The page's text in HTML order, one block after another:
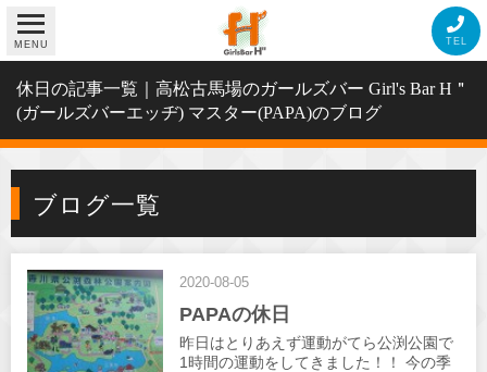
MENU TEL
休日の記事一覧｜高松古馬場のガールズバー Girl's Bar H＂
(ガールズバーエッヂ) マスター(PAPA)のブログ
ブログ一覧
2020-08-05
PAPAの休日
昨日はとりあえず運動がてら公渕公園で
1時間の運動をしてきました！！ 今の季